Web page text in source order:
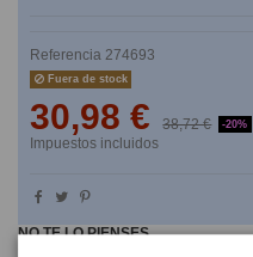
Referencia 274693
Fuera de stock
30,98 € 38,72 € -20%
Impuestos incluidos
NO TE LO PIENSES